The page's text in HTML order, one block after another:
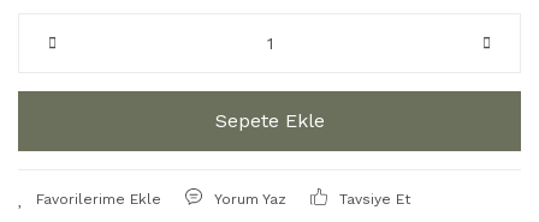
Sepete Ekle
Yorum Yaz Tavsiye Et